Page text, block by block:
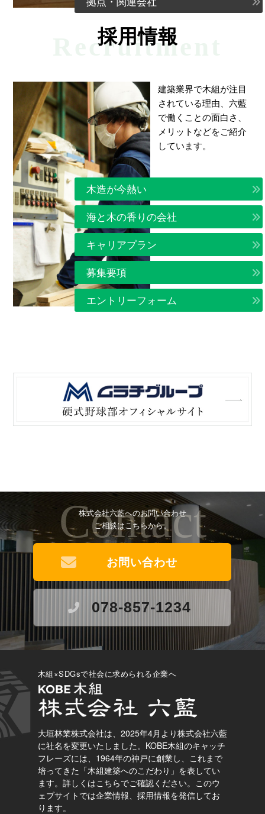
Recruitment
採用情報
木造が今熱い
海と木の香りの会社
キャリアプラン
募集要項
エントリーフォーム
建築業界で木組が注目
されている理由、六藍
で働くことの面白さ、
メリットなどをご紹介
しています。
Contact
株式会社六藍へのお問い合わせ
ご相談はこちらから。
お問い合わせ
078-857-1234
木組×SDGsで社会に求められる企業へ
大垣林業株式会社は、2025年4月より株式会社六藍
に社名を変更いたしました。 KOBE木組のキャッチ
フレーズには、1964年の神戸に創業し、これまで
培ってきた「木組建築へのこだわり」を表してい
ます。 詳しくはこちらでご確認ください。 このウ
ェブサイトでは企業情報、採用情報を発信してお
ります。